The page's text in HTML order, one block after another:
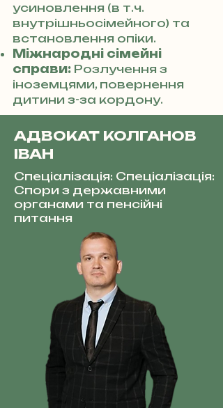
усиновлення (в т.ч.
внутрішньосімейного) та
встановлення опіки.
Міжнародні сімейні
справи: Розлучення з
іноземцями, повернення
дитини з-за кордону.
АДВОКАТ КОЛГАНОВ
ІВАН
Спеціалізація: Спеціалізація:
Спори з державними
органами та пенсійні
питання